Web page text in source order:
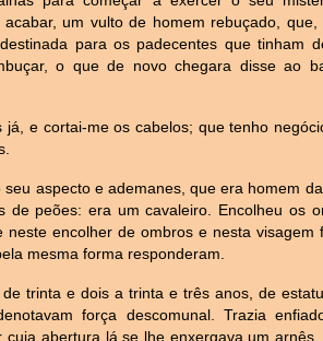
um vulto de homem rebuçado, que,
para os padecentes que tinham
o que de novo chegara disse ao
e cortai-me os cabelos; que tenho
aspecto e ademanes, que era homem
de peões: era um cavaleiro. Encolheu os
neste encolher de ombros e nesta visagem
mesma forma responderam.
trinta e dois a trinta e três anos, de
força descomunal. Trazia
abertura lá se lhe enxergava um